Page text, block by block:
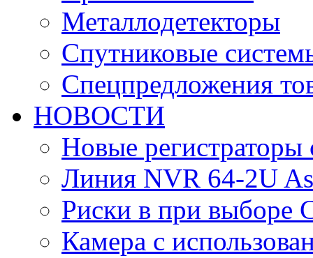
Металлодетекторы
Спутниковые
Спецпредложения
НОВОСТИ
Новые регистраторы
Линия NVR 64-2U
Риски в при выборе
Камера с